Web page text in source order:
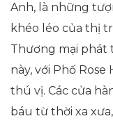
Anh, là những
khéo léo của thị
Thương mại phát
này, với Phố Rose
thú vị. Các cửa
báu từ thời xa